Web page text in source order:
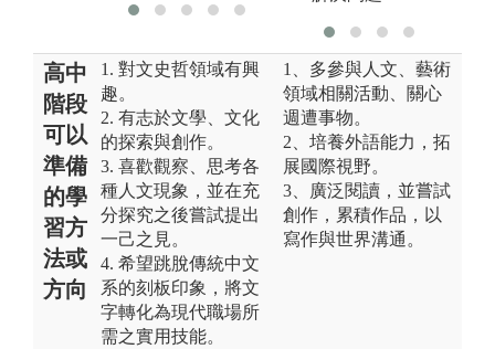
高中
階段
可以
準備
的學
習方
法或
方向
1. 對文史哲領域有興
趣。
2. 有志於文學、文化
的探索與創作。
3. 喜歡觀察、思考各
種人文現象，並在充
分探究之後嘗試提出
一己之見。
4. 希望跳脫傳統中文
系的刻板印象，將文
字轉化為現代職場所
需之實用技能。
1、多參與人文、藝術
領域相關活動、關心
週遭事物。
2、培養外語能力，拓
展國際視野。
3、廣泛閱讀，並嘗試
創作，累積作品，以
寫作與世界溝通。